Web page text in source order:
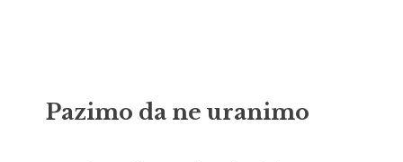
Pazimo da ne uranimo